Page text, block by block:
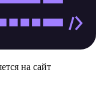
на сайт